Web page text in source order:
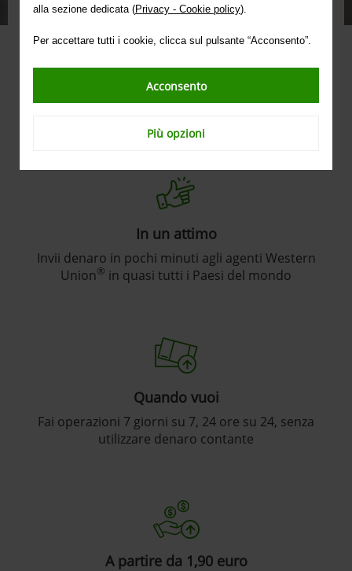
alla sezione dedicata (Privacy - Cookie policy).
Per accettare tutti i cookie, clicca sul pulsante “Acconsento”.
Acconsento
Più opzioni
In un attimo
Invii denaro in pochi minuti agli agenti Western
Union® in quasi tutti i Paesi del mondo
Quando vuoi
Fai operazioni 7 giorni su 7, 24 ore su 24, senza
utilizzare denaro contante
A partire da 1,90 euro